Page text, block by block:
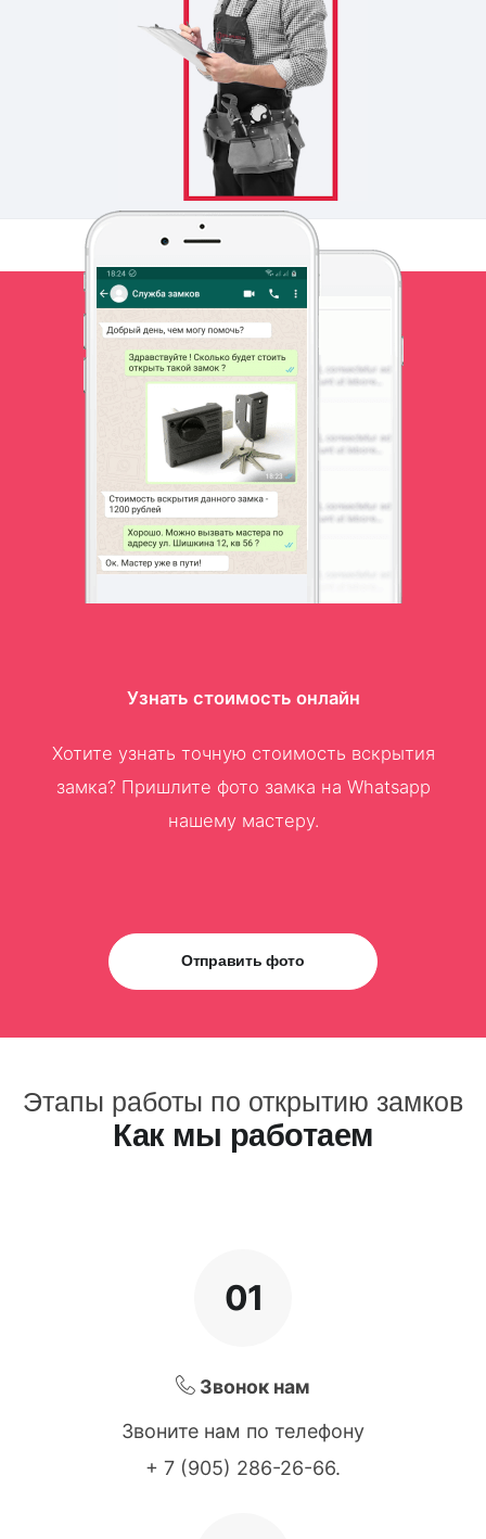
Узнать стоимость онлайн
Хотите узнать точную стоимость вскрытия
замка? Пришлите фото замка на Whatsapp
нашему мастеру.
Отправить фото
Этапы работы по открытию замков
Как мы работаем
01
Звонок нам
Звоните нам по телефону
+ 7 (905) 286-26-66.